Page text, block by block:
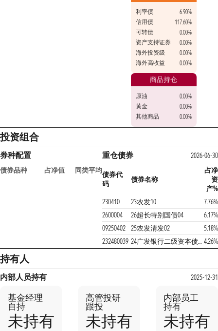
利率债
6.90%
信用债
117.60%
可转债
0.00%
资产支持证券
0.00%
海外投资级
0.00%
海外高收益
0.00%
商品持仓
原油
0.00%
黄金
0.00%
其他商品
0.00%
投资组合
券种配置
债券品种 占净值 同类平均
重仓债券 2026-06-30
债券代
码
债券名称
占净
资
产%
230410
23农发10
7.76%
2600004
26超长特别国债04
6.17%
09250402
25农发清发02
5.18%
232480039
24广发银行二级资本债01A 4.26%
持有人
内部人员持有 2025-12-31
基金经理
自持
未持有
高管投研
跟投
未持有
内部员工
持有
未持有